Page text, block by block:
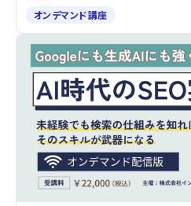
オンデマンド講座